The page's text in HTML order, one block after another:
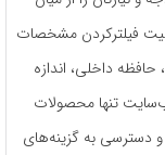
فیلترکردن مشخصات
داخلی، اندازه
تنها محصولات
دسترسی به گزینه‌های